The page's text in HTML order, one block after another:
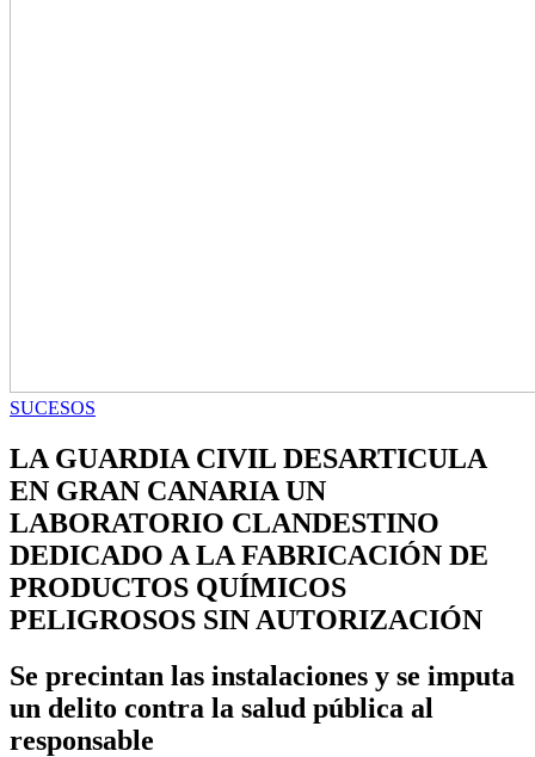
SUCESOS
LA GUARDIA CIVIL DESARTICULA
EN GRAN CANARIA UN
LABORATORIO CLANDESTINO
DEDICADO A LA FABRICACIÓN DE
PRODUCTOS QUÍMICOS
PELIGROSOS SIN AUTORIZACIÓN
Se precintan las instalaciones y se imputa
un delito contra la salud pública al
responsable